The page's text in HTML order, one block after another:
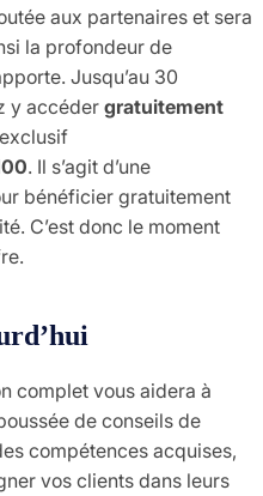
aux partenaires et sera
la profondeur de
Jusqu’au 30
y accéder gratuitement
. Il s’agit d’une
bénéficier gratuitement
C’est donc le moment
complet vous aidera à
de conseils de
compétences acquises,
vos clients dans leurs